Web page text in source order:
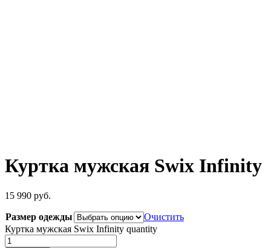
Куртка мужская Swix Infinity
15 990 руб.
Размер одежды
Очистить
Куртка мужская Swix Infinity quantity